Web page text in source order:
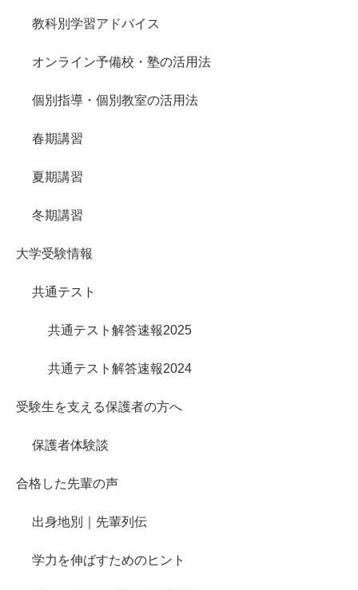
教科別学習アドバイス
オンライン予備校・塾の活用法
個別指導・個別教室の活用法
春期講習
夏期講習
冬期講習
大学受験情報
共通テスト
共通テスト解答速報2025
共通テスト解答速報2024
受験生を支える保護者の方へ
保護者体験談
合格した先輩の声
出身地別｜先輩列伝
学力を伸ばすためのヒント